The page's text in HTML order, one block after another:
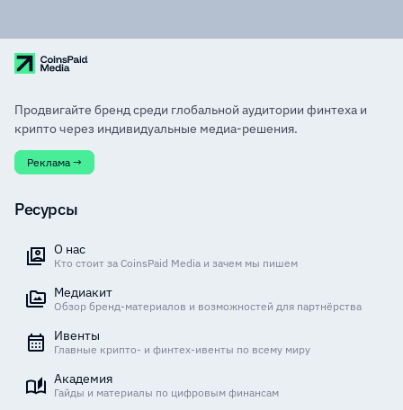
Продвигайте бренд среди глобальной аудитории финтеха и
крипто через индивидуальные медиа-решения.
Реклама →
Ресурсы
О нас
Кто стоит за CoinsPaid Media и зачем мы пишем
Медиакит
Обзор бренд-материалов и возможностей для партнёрства
Ивенты
Главные крипто- и финтех-ивенты по всему миру
Академия
Гайды и материалы по цифровым финансам